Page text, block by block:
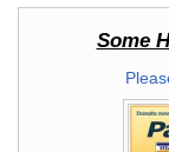
Some